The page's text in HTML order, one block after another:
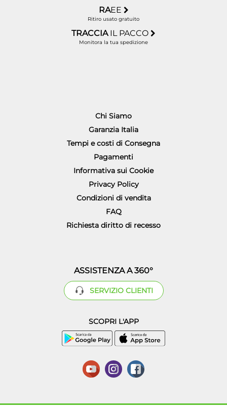
RAEE
Ritiro usato gratuito
TRACCIA IL PACCO
Monitora la tua spedizione
Chi Siamo
Garanzia Italia
Tempi e costi di Consegna
Pagamenti
Informativa sui Cookie
Privacy Policy
Condizioni di vendita
FAQ
Richiesta diritto di recesso
ASSISTENZA A 360°
SERVIZIO CLIENTI
SCOPRI L'APP